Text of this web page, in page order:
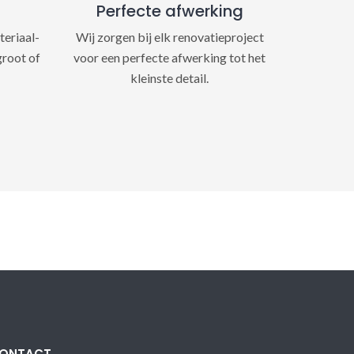
of
Perfecte afwerking
Wij zorgen bij elk renovatieproject
voor een perfecte afwerking tot het
kleinste detail.